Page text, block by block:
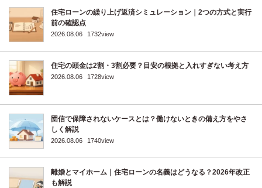
住宅ローンの繰り上げ返済シミュレーション｜2つの方式と実行
前の確認点
2026.08.06 1732view
住宅の頭金は2割・3割必要？目安の根拠と入れすぎない考え方
2026.08.06 1728view
団信で保障されないケースとは？働けないときの備え方をやさ
しく解説
2026.08.06 1740view
離婚とマイホーム｜住宅ローンの名義はどうなる？2026年改正
も解説